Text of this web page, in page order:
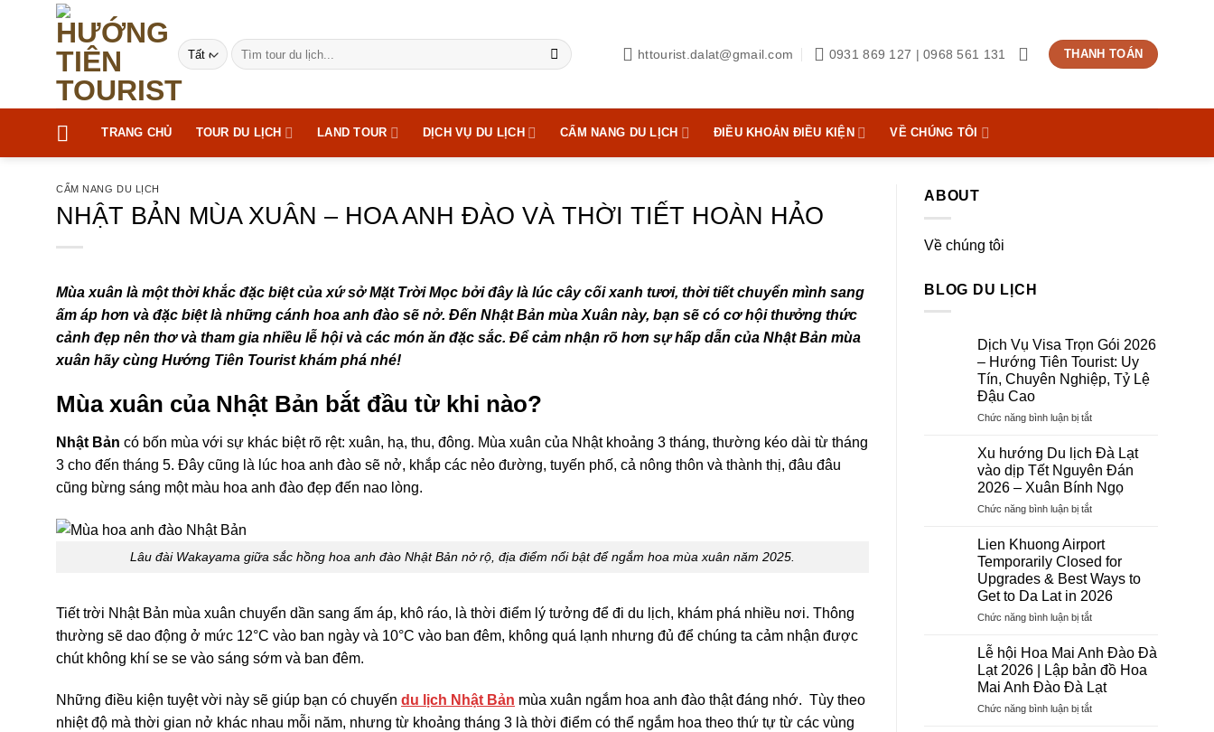
Tìm
kiếm:
httourist.dalat@gmail.com 0931 869 127 | 0968 561 131 THANH TOÁN
TRANG CHỦ TOUR DU LỊCH LAND TOUR DỊCH VỤ DU LỊCH CẨM NANG DU LỊCH ĐIỀU KHOẢN ĐIỀU KIỆN VỀ CHÚNG TÔI
CẨM NANG DU LỊCH
NHẬT BẢN MÙA XUÂN – HOA ANH ĐÀO VÀ THỜI TIẾT HOÀN HẢO
Mùa xuân là một thời khắc đặc biệt của xứ sở Mặt Trời Mọc bởi đây là lúc cây cối xanh tươi, thời tiết chuyển mình sang
ấm áp hơn và đặc biệt là những cánh hoa anh đào sẽ nở. Đến Nhật Bản mùa Xuân này, bạn sẽ có cơ hội thưởng thức
cảnh đẹp nên thơ và tham gia nhiều lễ hội và các món ăn đặc sắc. Để cảm nhận rõ hơn sự hấp dẫn của Nhật Bản mùa
xuân hãy cùng Hướng Tiên Tourist khám phá nhé!
Mùa xuân của Nhật Bản bắt đầu từ khi nào?
Nhật Bản có bốn mùa với sự khác biệt rõ rệt: xuân, hạ, thu, đông. Mùa xuân của Nhật khoảng 3 tháng, thường kéo dài từ tháng
3 cho đến tháng 5. Đây cũng là lúc hoa anh đào sẽ nở, khắp các nẻo đường, tuyến phố, cả nông thôn và thành thị, đâu đâu
cũng bừng sáng một màu hoa anh đào đẹp đến nao lòng.
Lâu đài Wakayama giữa sắc hồng hoa anh đào Nhật Bản nở rộ, địa điểm nổi bật để ngắm hoa mùa xuân năm 2025.
Tiết trời Nhật Bản mùa xuân chuyển dần sang ấm áp, khô ráo, là thời điểm lý tưởng để đi du lịch, khám phá nhiều nơi. Thông
thường sẽ dao động ở mức 12°C vào ban ngày và 10°C vào ban đêm, không quá lạnh nhưng đủ để chúng ta cảm nhận được
chút không khí se se vào sáng sớm và ban đêm.
Những điều kiện tuyệt vời này sẽ giúp bạn có chuyến du lịch Nhật Bản mùa xuân ngắm hoa anh đào thật đáng nhớ. Tùy theo
nhiệt độ mà thời gian nở khác nhau mỗi năm, nhưng từ khoảng tháng 3 là thời điểm có thể ngắm hoa theo thứ tự từ các vùng
ABOUT
Về chúng tôi
BLOG DU LỊCH
Dịch Vụ Visa Trọn Gói 2026
– Hướng Tiên Tourist: Uy
Tín, Chuyên Nghiệp, Tỷ Lệ
Đậu Cao
Chức năng bình luận bị tắtở
Vụ
Visa
Trọn
Gói
2026
Hướng
Tiên
Tourist:
Uy
Tín,
Chuyên
Tỷ
Đậu
Cao
Xu hướng Du lịch Đà Lạt
vào dịp Tết Nguyên Đán
2026 – Xuân Bính Ngọ
Chức năng bình luận bị tắtở
hướng
Du
lịch
Đà
Lạt
vào
Tết
Nguyên
Đán
2026
–
Lien Khuong Airport
Temporarily Closed for
Upgrades & Best Ways to
Get to Da Lat in 2026
Chức năng bình luận bị tắtở
Khuong
Airport
Temporarily
Closed
for
Lễ hội Hoa Mai Anh Đào Đà
Lạt 2026 | Lập bản đồ Hoa
Mai Anh Đào Đà Lạt
Chức năng bình luận bị tắtở